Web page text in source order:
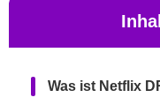
Was ist Netflix